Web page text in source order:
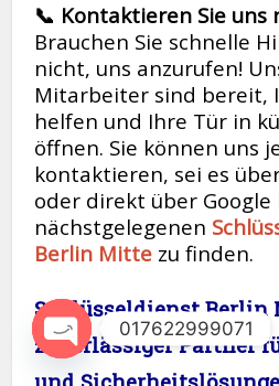
📞 Kontaktieren Sie uns
Brauchen Sie schnelle
nicht, uns anzurufen!
Mitarbeiter sind bereit,
helfen und Ihre Tür in
öffnen. Sie können uns
kontaktieren, sei es
oder direkt über Google
nächstgelegenen
Berlin Mitte zu finden.
Schlüsseldienst Berlin
zuverlässiger Partner
017622999071
Open